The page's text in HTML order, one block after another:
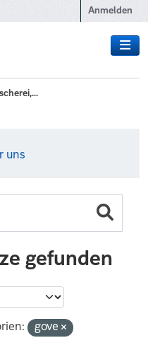
Anmelden
uns
gefunden
gove